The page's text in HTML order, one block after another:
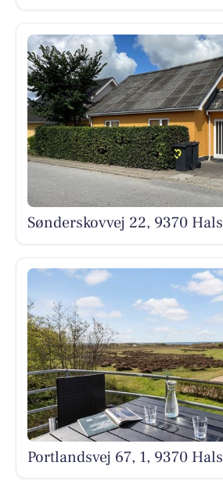
Sønderskovvej 22, 9370 Hals
Portlandsvej 67, 1, 9370 Hals